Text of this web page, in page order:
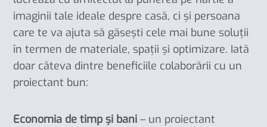
imaginii tale ideale despre casă, ci și persoana
care te va ajuta să găsești cele mai bune soluții
în termen de materiale, spații și optimizare. Iată
doar câteva dintre beneficiile colaborării cu un
proiectant bun:
Economia de timp și bani– un proiectant